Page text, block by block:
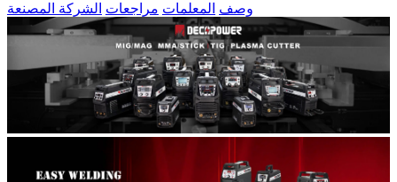
وصف المعلمات مراجعات الشركة المصنعة